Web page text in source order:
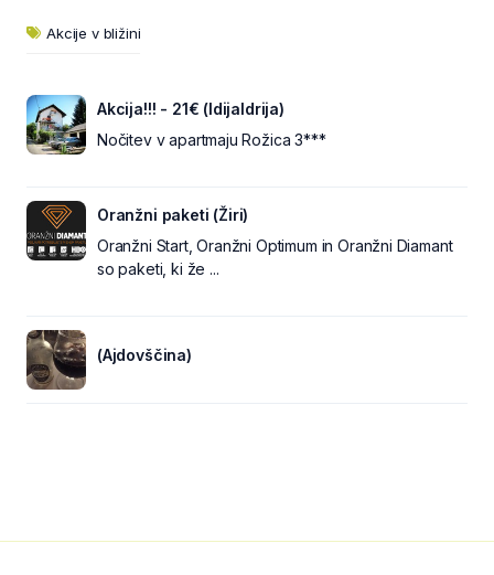
Akcije v bližini
Akcija!!! - 21€ (IdijaIdrija)
Nočitev v apartmaju Rožica 3***
Oranžni paketi (Žiri)
Oranžni Start, Oranžni Optimum in Oranžni Diamant
so paketi, ki že ...
(Ajdovščina)